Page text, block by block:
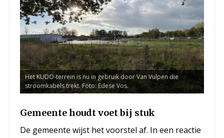
Het KUDO-terrein is nu in gebruik door Van Vulpen die
stroomkabels trekt. Foto: Edese Vos.
Gemeente houdt voet bij stuk
De gemeente wijst het voorstel af. In een reactie